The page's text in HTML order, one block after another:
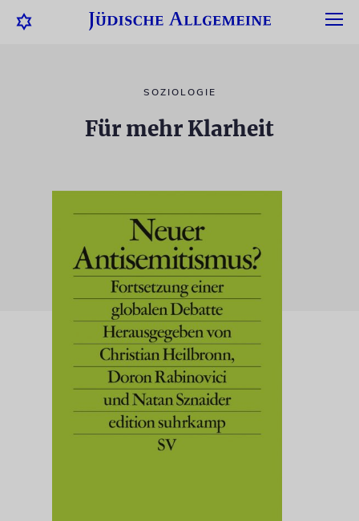
SOZIOLOGIE
Für mehr Klarheit